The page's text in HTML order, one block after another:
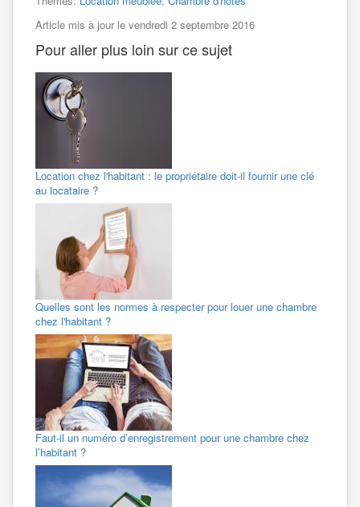
Article mis à jour le vendredi 2 septembre 2016
Pour aller plus loin sur ce sujet
Location chez l'habitant : le propriétaire doit-il fournir une clé
au locataire ?
Quelles sont les normes à respecter pour louer une chambre
chez l'habitant ?
Faut-il un numéro d’enregistrement pour une chambre chez
l’habitant ?